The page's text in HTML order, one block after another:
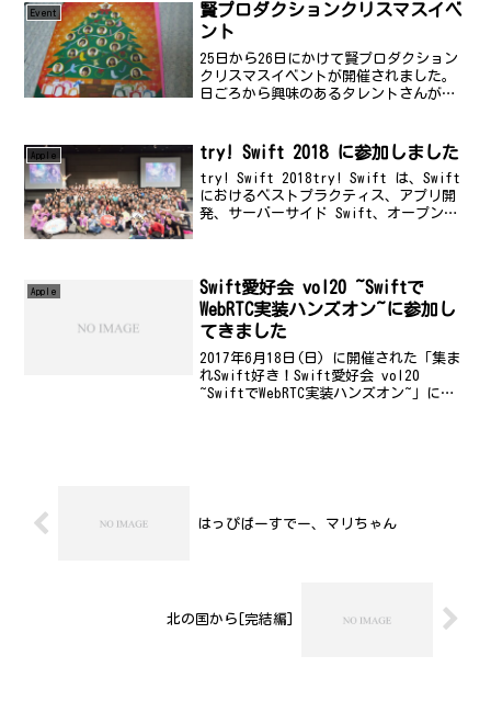
Event
賢プロダクションクリスマスイベ
ント
25日から26日にかけて賢プロダクション
クリスマスイベントが開催されました。
日ごろから興味のあるタレントさんがた
めに手配した影響で、比較的良い場所で
見ていたので、ある意...
Apple try! Swift 2018 に参加しました
try! Swift 2018try! Swift は、Swift
におけるベストプラクティス、アプリ開
発、サーバーサイド Swift、オープンソ
Apple
Swift愛好会 vol20 ~Swiftで
WebRTC実装ハンズオン~に参加し
てきました
2017年6月18日(日) に開催された「集ま
れSwift好き！Swift愛好会 vol20
~SwiftでWebRTC実装ハンズオン~」に参
いたら、いつのまにか終わったという。
処理の流れが理解出来る、よくできたハ
はっぴばーすでー、マリちゃん
北の国から[完結編]